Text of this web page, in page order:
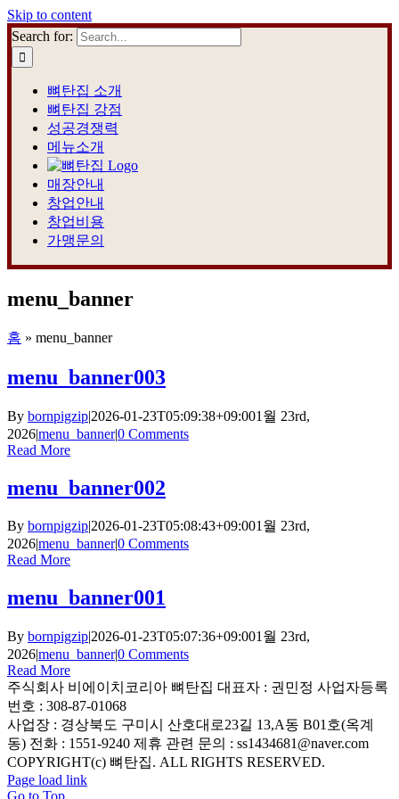
Skip to content
Search for:
뼈탄집 소개
뼈탄집 강점
성공경쟁력
메뉴소개
매장안내
창업안내
창업비용
가맹문의
menu_banner
홈 » menu_banner
menu_banner003
By bornpigzip|2026-01-23T05:09:38+09:001월 23rd,
2026|menu_banner|0 Comments
Read More
menu_banner002
By bornpigzip|2026-01-23T05:08:43+09:001월 23rd,
2026|menu_banner|0 Comments
Read More
menu_banner001
By bornpigzip|2026-01-23T05:07:36+09:001월 23rd,
2026|menu_banner|0 Comments
Read More
주식회사 비에이치코리아 뼈탄집 대표자 : 권민정 사업자등록
번호 : 308-87-01068
사업장 : 경상북도 구미시 산호대로23길 13,A동 B01호(옥계
동) 전화 : 1551-9240 제휴 관련 문의 : ss1434681@naver.com
COPYRIGHT(c) 뼈탄집. ALL RIGHTS RESERVED.
Page load link